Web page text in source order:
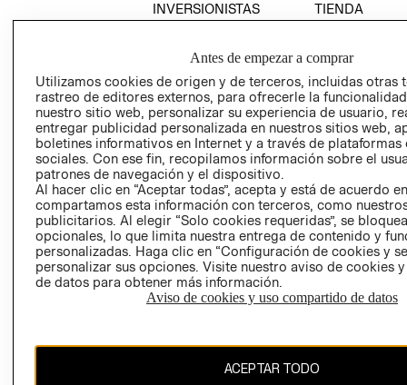
INVERSIONISTAS
EMPRESARIAL
TIENDA
CONDICIONES
AVISO DE
PRIVACIDAD
GIFT CARD
AVISO DE
COOKIES
Chile ($)
Antes de empezar a comprar
Utilizamos cookies de origen y de terceros, incluidas otras
rastreo de editores externos, para ofrecerle la
nuestro sitio web, personalizar su experiencia de usuario,
entregar publicidad personalizada en nuestros sitios web,
boletines informativos en Internet y a través de plataformas
sociales. Con ese fin, recopilamos información sobre el
patrones de navegación y el dispositivo.
Al hacer clic en “Aceptar todas”, acepta y está de acuerdo
compartamos esta información con terceros, como
publicitarios. Al elegir “Solo cookies requeridas”, se
opcionales, lo que limita nuestra entrega de contenido y
personalizadas. Haga clic en “Configuración de cookies y
personalizar sus opciones. Visite nuestro aviso de cookies
de datos para obtener más información.
Aviso de cookies y uso compartido de datos
ACEPTAR TODO